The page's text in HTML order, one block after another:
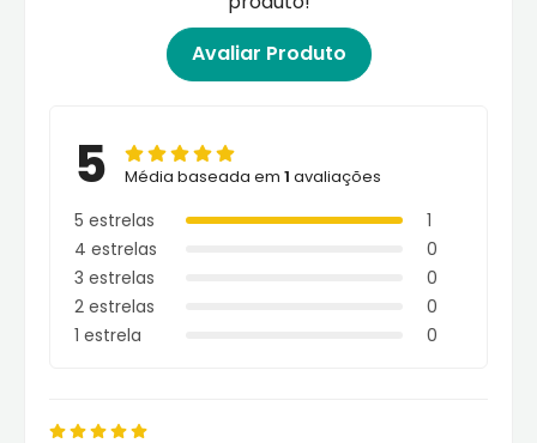
Avaliar Produto
5 Média baseada em 1 avaliações
5 estrelas
1
4 estrelas
0
3 estrelas
0
2 estrelas
0
1 estrela
0